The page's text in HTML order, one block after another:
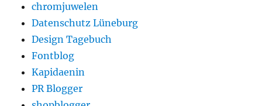
chromjuwelen
Datenschutz Lüneburg
Design Tagebuch
Fontblog
Kapidaenin
PR Blogger